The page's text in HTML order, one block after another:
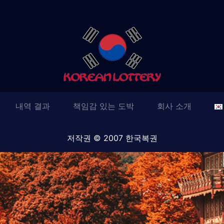
내역 결과 책임감 있는 도박 회사 소개
저작권 © 2007 한국복권